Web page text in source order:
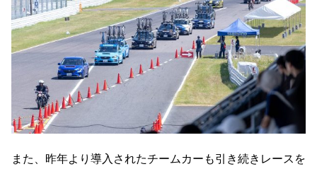
また、昨年より導入されたチームカーも引き続きレースを